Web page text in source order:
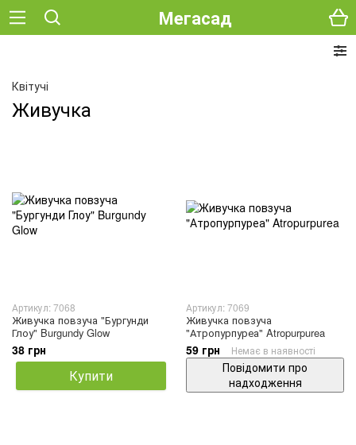
Мегасад
Квітучі
Живучка
Артикул: 7068
Живучка повзуча "Бургунди
Глоу" Burgundy Glow
38 грн
Купити
Артикул: 7069
Живучка повзуча
"Атропурпуреа" Atropurpurea
59 грн Немає в наявності
Повідомити про
надходження